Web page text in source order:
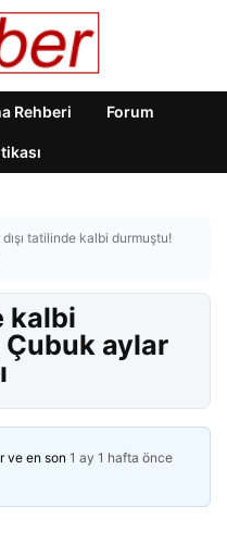
Rehberi Forum
tatilinde kalbi durmuştu!
kalbi
aylar
ve en son 1 ay 1 hafta önce